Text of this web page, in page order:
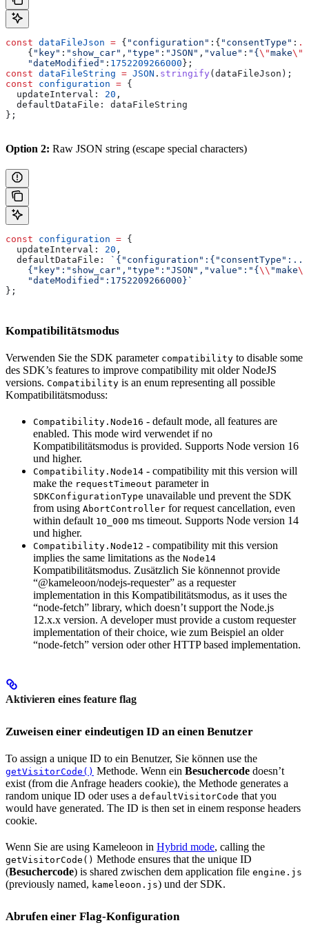
const dataFileJson = { "configuration" : { "consentType" :
    {
"key" : "show_car" , "type" : "JSON" , "value" : "{ \"make\"
    "dateModified"
: 1752209266000 };
const dataFileString = JSON . stringify ( dataFileJson );
const configuration = {
  updateInterval:
20 ,
  defaultDataFile:
dataFileString
};
Option 2: Raw JSON string (escape special characters)
const configuration = {
  updateInterval:
20 ,
  defaultDataFile:
    {"key":"show_car","type":"JSON","value":"{
\\ "make\\
    "dateModified":1752209266000}`
};
Kompatibilitätsmodus
Verwenden Sie the SDK parameter compatibility to disable some
des SDK’s features to improve compatibility mit older NodeJS
versions. Compatibility is an enum representing all possible
Kompatibilitätsmoduss:
Compatibility.Node16 - default mode, all features are
enabled. This mode wird verwendet if no
Kompatibilitätsmodus is provided. Supports Node version 16
und higher.
Compatibility.Node14 - compatibility mit this version will
make the requestTimeout parameter in
SDKConfigurationType unavailable und prevent the SDK
from using AbortController for request cancellation, even
within default 10_000 ms timeout. Supports Node version 14
und higher.
Compatibility.Node12 - compatibility mit this version
implies the same limitations as the Node14
Kompatibilitätsmodus. Zusätzlich Sie könnennot provide
“@kameleoon/nodejs-requester” as a requester
implementation in this Kompatibilitätsmodus, as it uses the
“node-fetch” library, which doesn’t support the Node.js
12.x.x version. A developer must provide a custom requester
implementation of their choice, wie zum Beispiel an older
“node-fetch” version oder other HTTP based implementation.
Aktivieren eines feature flag
Zuweisen einer eindeutigen ID an einen Benutzer
To assign a unique ID to ein Benutzer, Sie können use the
getVisitorCode() Methode. Wenn ein Besuchercode doesn’t
exist (from die Anfrage headers cookie), the Methode generates a
random unique ID oder uses a defaultVisitorCode that you
would have generated. The ID is then set in einem response headers
cookie.
Wenn Sie are using Kameleoon in Hybrid mode, calling the
getVisitorCode() Methode ensures that the unique ID
(Besuchercode) is shared zwischen dem application file engine.js
(previously named, kameleoon.js) und der SDK.
Abrufen einer Flag-Konfiguration